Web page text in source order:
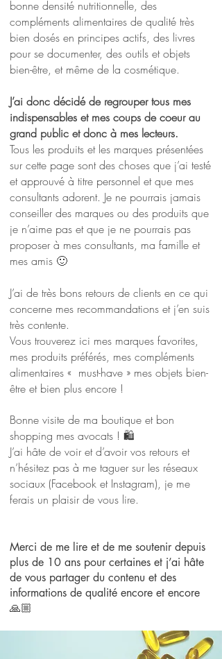
bonne densité nutritionnelle, des
compléments alimentaires de qualité très
bien dosés en principes actifs, des livres
pour se documenter, des outils et objets
bien-être, et même de la cosmétique.
J’ai donc décidé de regrouper tous mes
indispensables et mes coups de coeur au
grand public et donc à mes lecteurs.
Tous les produits et les marques présentées
sur cette page sont des choses que j’ai testé
et approuvé à titre personnel et que mes
consultants adorent. Je ne pourrais jamais
conseiller des marques ou des produits que
je n’aime pas et que je ne pourrais pas
proposer à mes consultants, ma famille et
mes amis 🙂
J’ai de très bons retours de clients en ce qui
concerne mes recommandations et j’en suis
très contente.
Vous trouverez ici mes marques favorites,
mes produits préférés, mes compléments
alimentaires « must-have » mes objets bien-
être et bien plus encore !
Bonne visite de ma boutique et bon
shopping mes avocats ! 🛍
J’ai hâte de voir et d’avoir vos retours et
n’hésitez pas à me taguer sur Ies réseaux
sociaux (Facebook et Instagram), je me
ferais un plaisir de vous lire.
Merci de me lire et de me soutenir depuis
plus de 10 ans pour certaines et j’ai hâte
de vous partager du contenu et des
informations de qualité encore et encore
🙏🏼